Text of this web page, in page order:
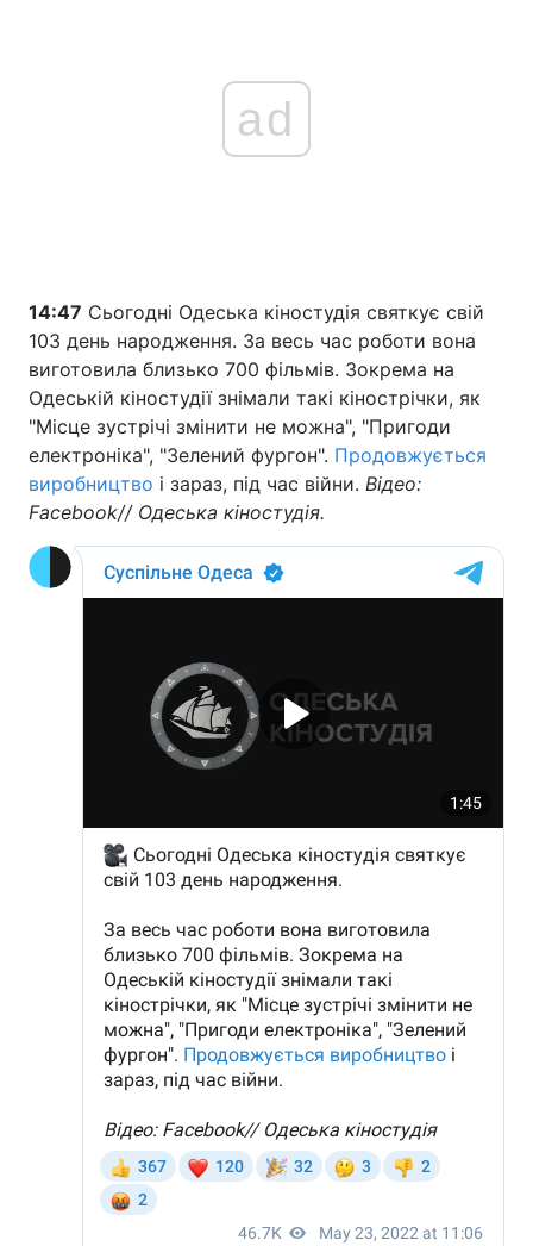
ad
14:47 Сьогодні Одеська кіностудія святкує свій
103 день народження. За весь час роботи вона
виготовила близько 700 фільмів. Зокрема на
Одеській кіностудії знімали такі кінострічки, як
"Місце зустрічі змінити не можна", "Пригоди
електроніка", "Зелений фургон". Продовжується
виробництво і зараз, під час війни. Відео:
Facebook// Одеська кіностудія.